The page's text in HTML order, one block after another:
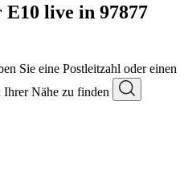
E10 live in 97877
Sie eine Postleitzahl oder einen
Ihrer Nähe zu finden